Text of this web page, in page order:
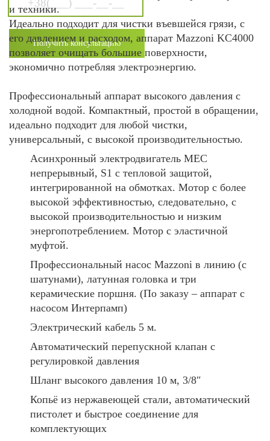
и техники.
Идеально подходит для чистки въевшейся грязи, с
его давлением и расходом, аппарат Mazzoni KC4000
позволяет очищать большие поверхности,
экономично потребляя электроэнергию.
Профессиональный аппарат высокого давления с
холодной водой. Компактный, простой в обращении,
идеально подходит для любой чистки,
универсальный, с высокой производительностью.
Асинхронный электродвигатель MEC
непрерывный, S1 с тепловой защитой,
интегрированной на обмотках. Мотор с более
высокой эффективностью, следовательно, с
высокой производительностью и низким
энергопотреблением. Мотор с эластичной
муфтой.
Профессиональный насос Mazzoni в линию (с
шатунами), латунная головка и три
керамические поршня. (По заказу – аппарат с
насосом Интерпамп)
Электрический кабель 5 м.
Автоматический перепускной клапан с
регулировкой давления
Шланг высокого давления 10 м, 3/8″
Копьё из нержавеющей стали, автоматический
пистолет и быстрое соединение для
комплектующих